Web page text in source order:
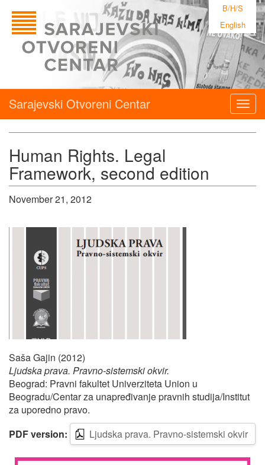
B/H/S
English
Sarajevski Otvoreni Centar
Human Rights. Legal
Framework, second edition
November 21, 2012
Saša Gajin (2012)
Ljudska prava. Pravno-sistemski okvir.
Beograd: Pravni fakultet Univerziteta Union u
Beogradu/Centar za unapređivanje pravnih studija/Institut
za uporedno pravo.
PDF version:
Ljudska prava. Pravno-sistemski okvir